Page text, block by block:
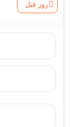
روز قبل